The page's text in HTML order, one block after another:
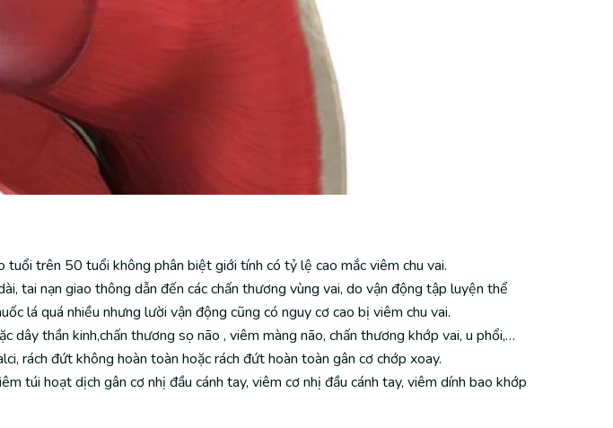
trên 50 tuổi không phân biệt giới tính có tỷ lệ cao mắc viêm chu vai.
tai nạn giao thông dẫn đến các chấn thương vùng vai, do vận động tập luyện thể
lá quá nhiều nhưng lười vận động cũng có nguy cơ cao bị viêm chu vai.
dây thần kinh,chấn thương sọ não , viêm màng não, chấn thương khớp vai, u phổi,…
rách đứt không hoàn toàn hoặc rách đứt hoàn toàn gân cơ chớp xoay.
túi hoạt dịch gân cơ nhị đầu cánh tay, viêm cơ nhị đầu cánh tay, viêm dính bao khớp